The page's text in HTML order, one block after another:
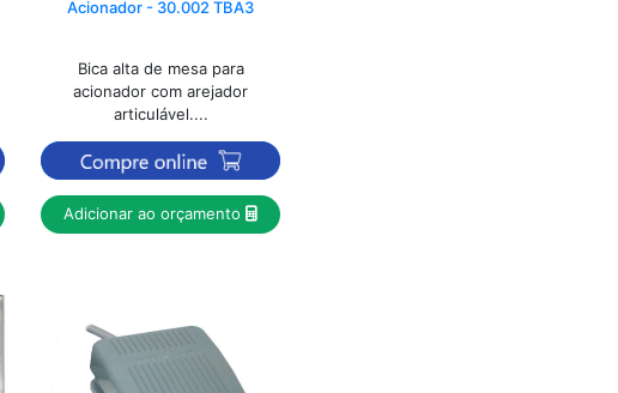
Acionador - 30.002 TBA3
Bica alta de mesa para
acionador com arejador
articulável....
Adicionar ao orçamento